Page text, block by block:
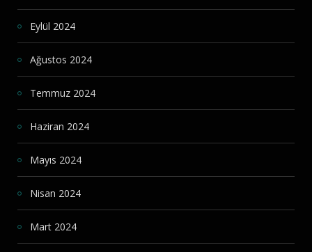
Eylül 2024
Ağustos 2024
Temmuz 2024
Haziran 2024
Mayıs 2024
Nisan 2024
Mart 2024